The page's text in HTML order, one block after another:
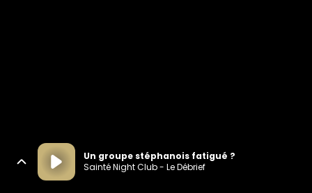
Un groupe stéphanois fatigué ?
Sainté Night Club - Le Débrief